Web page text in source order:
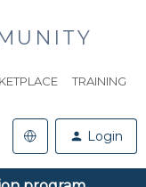
TRAINING
Login